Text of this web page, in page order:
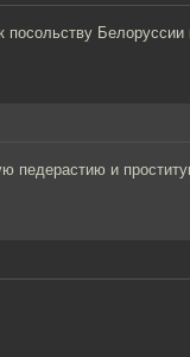
педерастию и